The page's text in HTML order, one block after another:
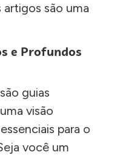
são uma
e Profundos
guias
visão
para o
você um